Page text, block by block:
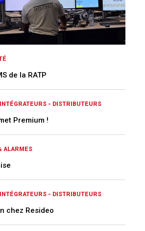
de la RATP
- DISTRIBUTEURS
Premium !
ALARMES
- DISTRIBUTEURS
chez Resideo